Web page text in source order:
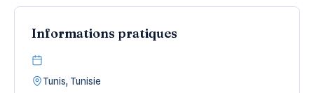
Informations pratiques
Tunis, Tunisie